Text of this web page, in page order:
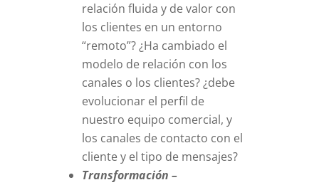
relación fluida y de valor con
los clientes en un entorno
“remoto”? ¿Ha cambiado el
modelo de relación con los
canales o los clientes? ¿debe
evolucionar el perfil de
nuestro equipo comercial, y
los canales de contacto con el
cliente y el tipo de mensajes?
Transformación –